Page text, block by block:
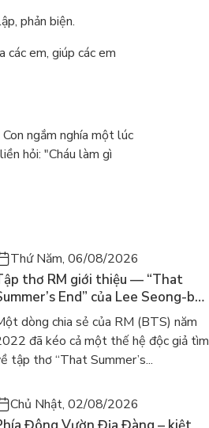
phản biện.
các em, giúp các em
ngắm nghía một lúc
hỏi: "Cháu làm gì
Thứ Năm, 06/08/2026
thơ RM giới thiệu — “That
End” của Lee Seong-bok
mắt bản tiếng Anh sau 4 năm
sốt
dòng chia sẻ của RM (BTS) năm
đã kéo cả một thế hệ độc giả tìm
tập thơ “That Summer’s...
Chủ Nhật, 02/08/2026